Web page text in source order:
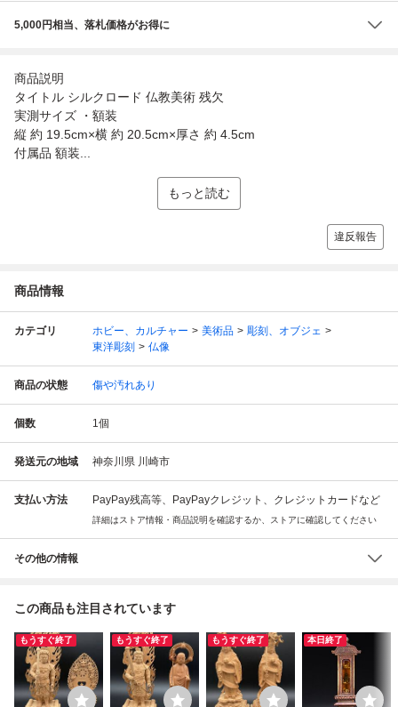
5,000円相当、落札価格がお得に
商品説明
タイトル シルクロード 仏教美術 残欠
実測サイズ ・額装
縦 約 19.5cm×横 約 20.5cm×厚さ 約 4.5cm
付属品 額装...
もっと読む
違反報告
商品情報
カテゴリ ホビー、カルチャー 美術品
彫刻、オブジェ
東洋彫刻
仏像
商品の状態 傷や汚れあり
個数 1個
発送元の地域 神奈川県 川崎市
支払い方法 PayPay残高等、PayPayクレジット、クレジットカードなど
詳細はストア情報・商品説明を確認するか、ストアに確認してください
その他の情報
この商品も注目されています
もうすぐ終了 もうすぐ終了 もうすぐ終了 本日終了